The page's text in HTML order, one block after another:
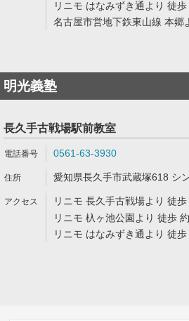
リニモ はなみずき通より 徒
名古屋市営地下鉄東山線 本郷
明光義塾
長久手古戦場駅前教室
0561-63-3930
愛知県長久手市武蔵塚618 シ
リニモ 長久手古戦場より 徒
リニモ 杁ヶ池公園より 徒歩
リニモ はなみずき通より 徒